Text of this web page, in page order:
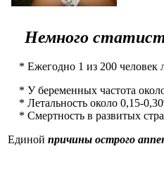
Немного
* Ежегодно 1 из 200 человек
* У беременных частота
* Летальность около 0,15-
* Смертность в развитых
Единой причины острого